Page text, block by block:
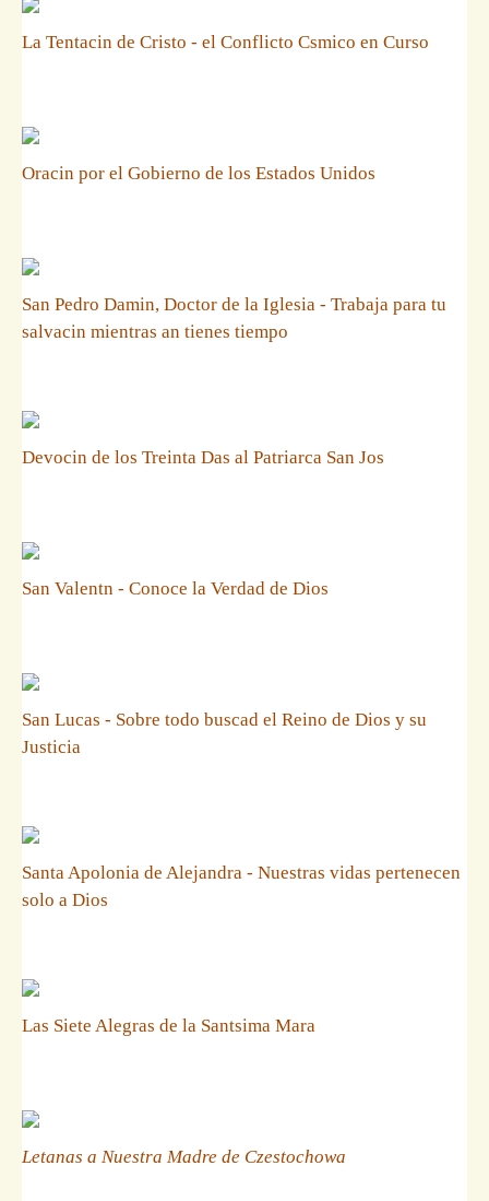
La Tentacin de Cristo - el Conflicto Csmico en Curso
Oracin por el Gobierno de los Estados Unidos
San Pedro Damin, Doctor de la Iglesia - Trabaja para tu
salvacin mientras an tienes tiempo
Devocin de los Treinta Das al Patriarca San Jos
San Valentn - Conoce la Verdad de Dios
San Lucas - Sobre todo buscad el Reino de Dios y su
Justicia
Santa Apolonia de Alejandra - Nuestras vidas pertenecen
solo a Dios
Las Siete Alegras de la Santsima Mara
Letanas a Nuestra Madre de Czestochowa